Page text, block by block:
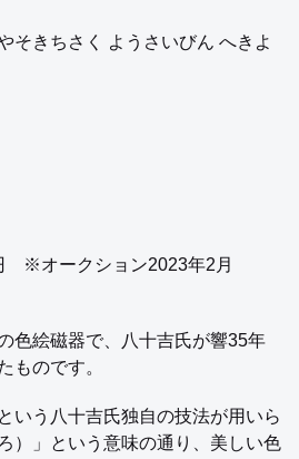
そきちさく ようさいびん へきよ
※オークション2023年2月
色絵磁器で、八十吉氏が響35年
ものです。
いう八十吉氏独自の技法が用いら
）」という意味の通り、美しい色